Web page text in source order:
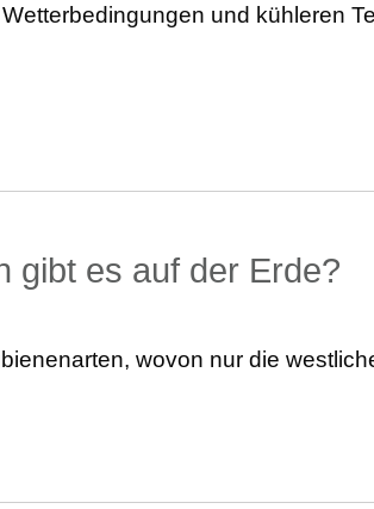
und kühleren
gibt es auf der Erde?
wovon nur die